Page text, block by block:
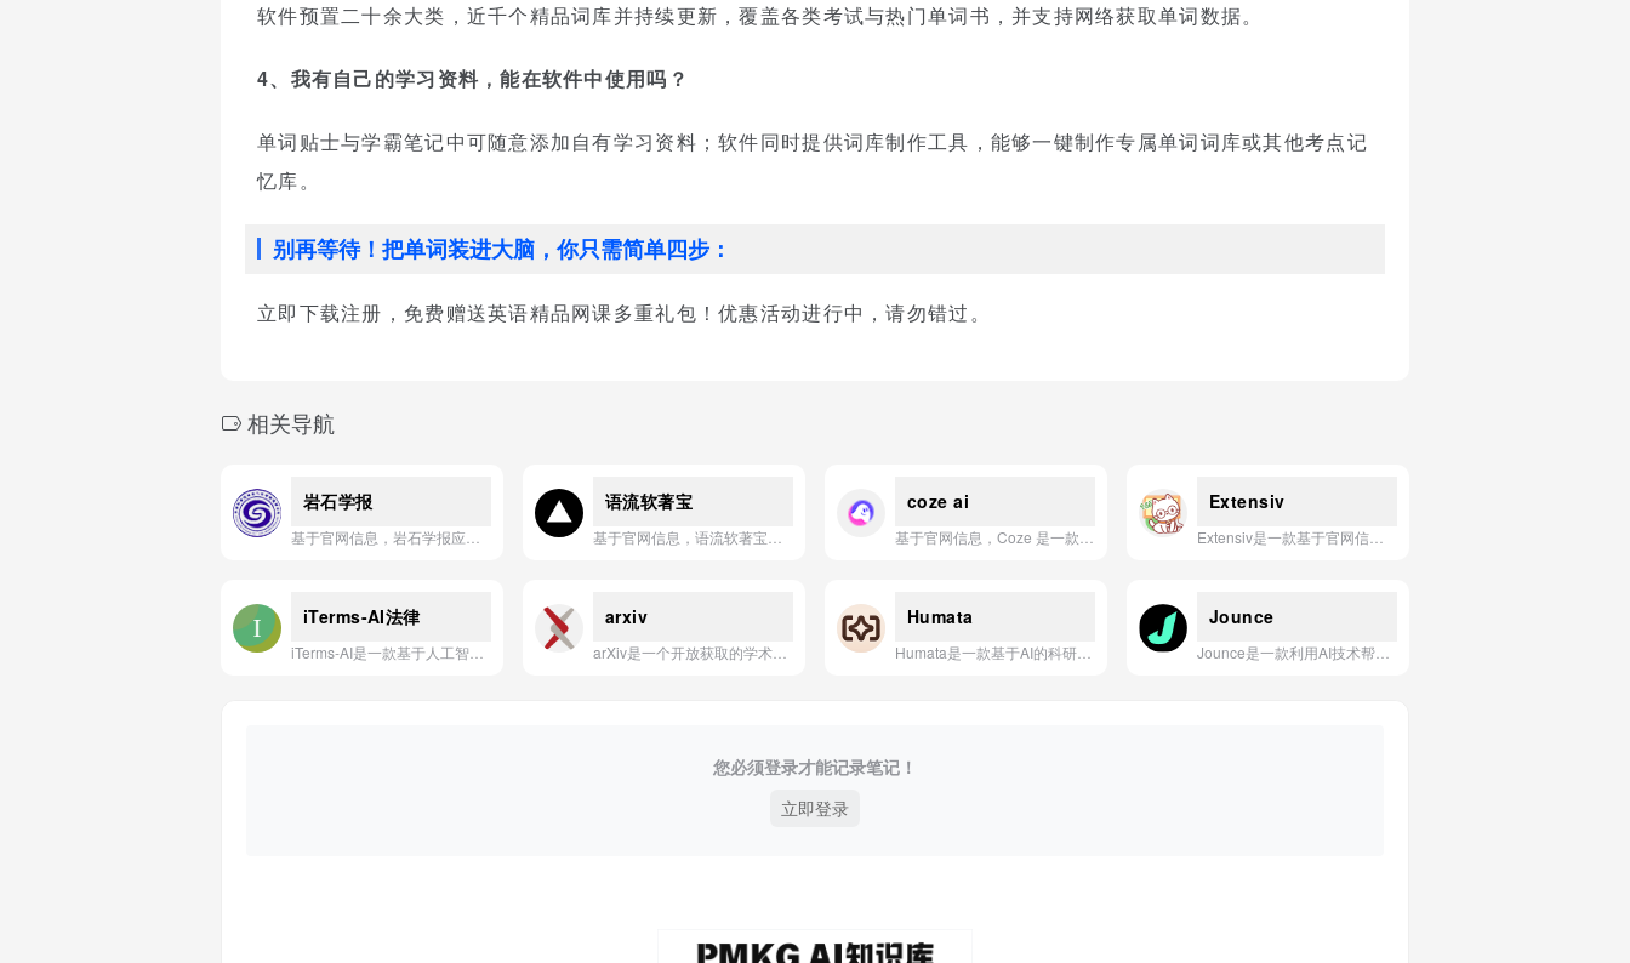
软件预置二十余大类，近千个精品词库并持续更新，覆盖各类考试与热门单词书，并支持网络获取单词数据。
4、我有自己的学习资料，能在软件中使用吗？
单词贴士与学霸笔记中可随意添加自有学习资料；软件同时提供词库制作工具，能够一键制作专属单词词库或其他考点记
忆库。
别再等待！把单词装进大脑，你只需简单四步：
立即下载注册，免费赠送英语精品网课多重礼包！优惠活动进行中，请勿错过。
相关导航
岩石学报 语流软著宝 coze ai Extensiv
iTerms-AI法律 arxiv Humata Jounce
您必须登录才能记录笔记！
立即登录